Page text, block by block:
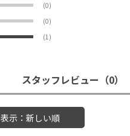
(0)
(0)
(1)
スタッフレビュー （0）
表示：新しい順